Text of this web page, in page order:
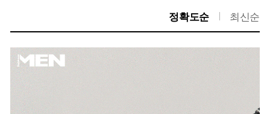
정확도순 최신순